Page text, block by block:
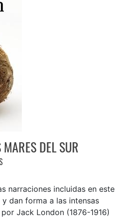
DEL SUR
narraciones incluidas en este
dan forma a las intensas
Jack London (1876-1916)